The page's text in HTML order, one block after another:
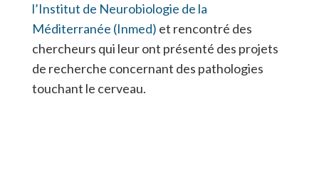
l’Institut de Neurobiologie de la
Méditerranée (Inmed) et rencontré des
chercheurs qui leur ont présenté des projets
de recherche concernant des pathologies
touchant le cerveau.